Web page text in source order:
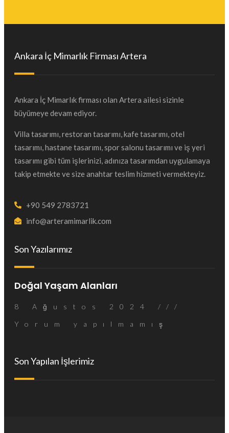
Ankara İç Mimarlık Firması Artera
Ankara İç Mimarlık firması olan Artera ailesi sizinle
büyümeye devam ediyor.
Villa tasarımı, restoran tasarımı, kafe tasarımı, otel
tasarımı, hastane tasarımı, spor salonu tasarımı ve iş yeri
tasarımı gibi tüm işlerinizi, adınıza tasarımdan uygulamaya
takip etmekte ve size anahtar teslim hizmeti vermekteyiz.
+90 549 2783721
info@arteramimarlik.com
Son Yazılarımız
Doğal Yaşam Alanları
8 Ağustos 2024
Yorum yapılmamış
Son Yapılan İşlerimiz